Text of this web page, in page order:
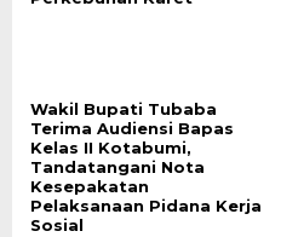
Wakil Bupati Tubaba
Terima Audiensi Bapas
Kelas II Kotabumi,
Tandatangani Nota
Kesepakatan
Pelaksanaan Pidana Kerja
Sosial